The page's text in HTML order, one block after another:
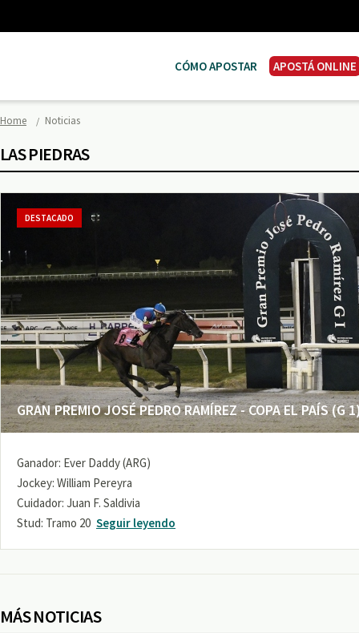
CÓMO APOSTAR APOSTÁ ONLINE
Home Noticias
LAS PIEDRAS
GRAN PREMIO JOSÉ PEDRO RAMÍREZ - COPA EL PAÍS (G
DESTACADO
Ganador: Ever Daddy (ARG)
Jockey: William Pereyra
Cuidador: Juan F. Saldivia
Stud: Tramo 20 Seguir leyendo
MÁS NOTICIAS